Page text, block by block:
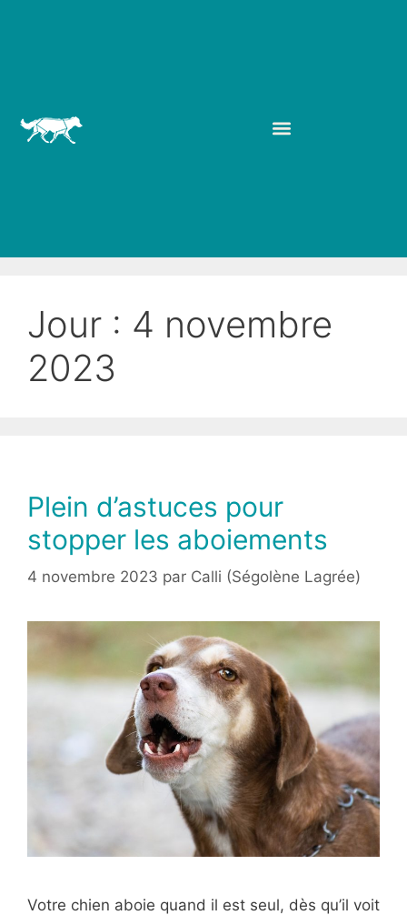
Jour : 4 novembre
2023
Plein d’astuces pour
stopper les aboiements
4 novembre 2023 par Calli (Ségolène Lagrée)
Votre chien aboie quand il est seul, dès qu’il voit